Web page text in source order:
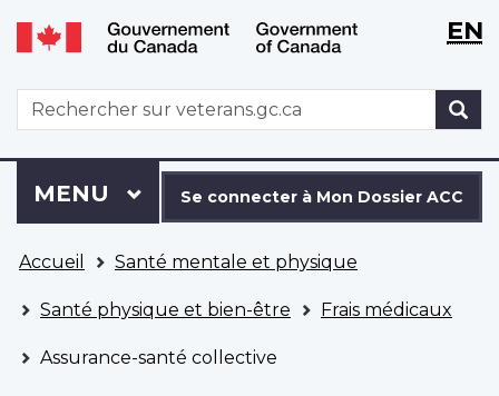
Aller
au
principal
Passer
à
version
HTML
simplifiée
WxT
WxTEN
WxT
Search
form
connecter
à
Dossier
ACC
Se connecter à Mon Dossier ACC
Menu
MENU PRINCIPAL
êtes
ici
Accueil Santé mentale et physique
Santé physique et bien-être Frais médicaux
Assurance-santé collective